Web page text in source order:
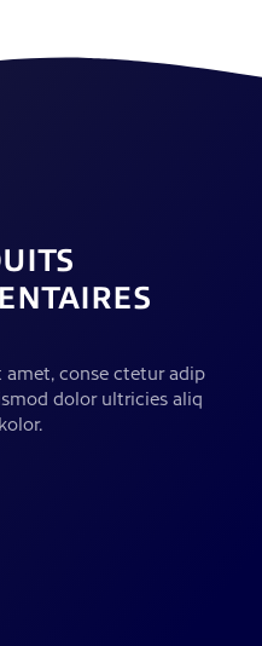
conse ctetur adip
dolor ultricies aliq